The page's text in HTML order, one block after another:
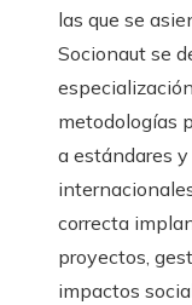
las que se
Socionaut se
metodologías
a estándares
correcta
proyectos,
impactos